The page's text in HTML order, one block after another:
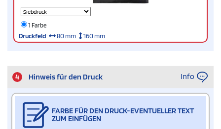
1 Farbe
Druckfeld: 80 mm 160 mm
4 Hinweis für den Druck Info
FARBE FÜR DEN DRUCK-EVENTUELLER TEXT
ZUM EINFÜGEN